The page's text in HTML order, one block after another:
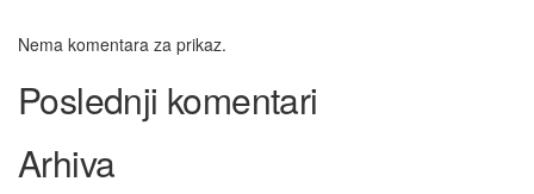
Nema komentara za prikaz.
Poslednji komentari
Arhiva